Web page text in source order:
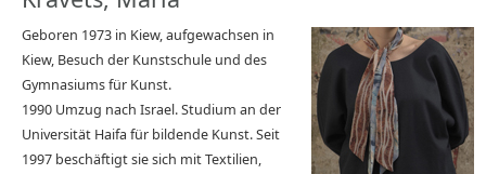
Geboren 1973 in Kiew, aufgewachsen in
Kiew, Besuch der Kunstschule und des
Gymnasiums für Kunst.
1990 Umzug nach Israel. Studium an der
Universität Haifa für bildende Kunst. Seit
1997 beschäftigt sie sich mit Textilien,